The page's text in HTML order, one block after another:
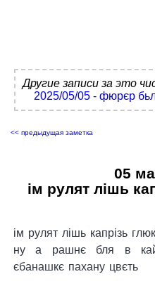
Другие записи за это
2025/05/05 - фюрєр
<< предыдущая заметка
05
ім рулят лішь
ім рулят лішь капрізь
ну а рашнє бля в
єбанашкє пахану цвєть